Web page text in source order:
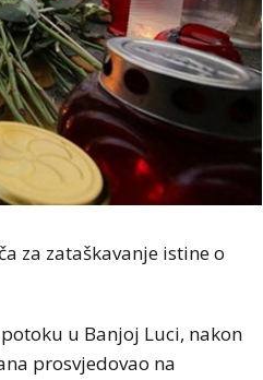
za zataškavanje istine o
u Banjoj Luci, nakon
prosvjedovao na